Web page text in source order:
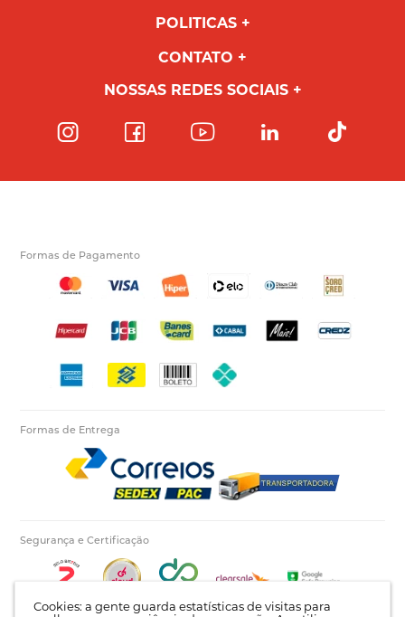
Cookies: a gente guarda estatísticas de visitas para
POLITICAS
CONTATO
NOSSAS REDES SOCIAIS
Formas de Pagamento
Formas de Entrega
Segurança e Certificação